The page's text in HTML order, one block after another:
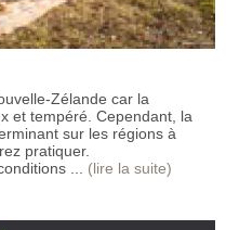
Zélande car la
et tempéré. Cependant, la
sur les régions à
pratiquer.
... (lire la suite)